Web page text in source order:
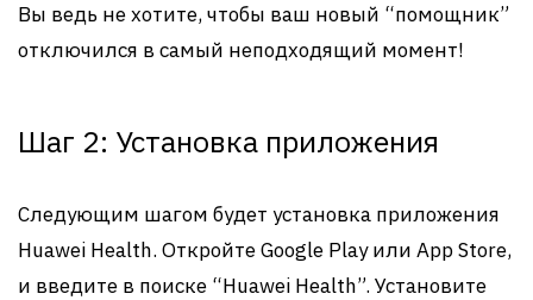
Вы ведь не хотите, чтобы ваш новый “помощник”
отключился в самый неподходящий момент!
Шаг 2: Установка приложения
Следующим шагом будет установка приложения
Huawei Health. Откройте Google Play или App Store,
и введите в поиске “Huawei Health”. Установите